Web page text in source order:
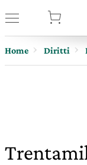
Home Diritti